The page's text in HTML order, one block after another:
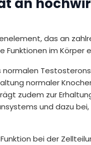
das an
im Körper
normalen
normaler
zudem zur
und dazu
bei der